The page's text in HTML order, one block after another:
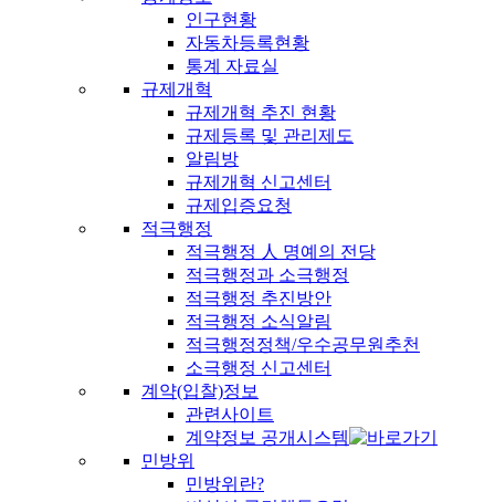
인구현황
자동차등록현황
통계 자료실
규제개혁
규제개혁 추진 현황
규제등록 및 관리제도
알림방
규제개혁 신고센터
규제입증요청
적극행정
적극행정 人 명예의 전당
적극행정과 소극행정
적극행정 추진방안
적극행정 소식알림
적극행정정책/우수공무원추천
소극행정 신고센터
계약(입찰)정보
관련사이트
계약정보 공개시스템
민방위
민방위란?